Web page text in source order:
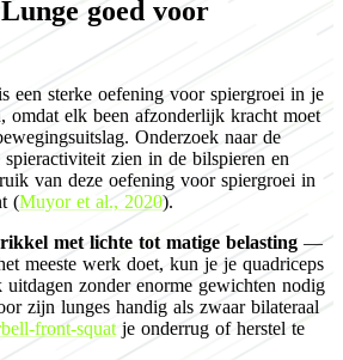
goed voor
een sterke oefening voor spiergroei in je
omdat elk been afzonderlijk kracht moet
Onderzoek naar de
zien in de bilspieren en
van deze oefening voor spiergroei in
(Muyor et al., 2020).
met lichte tot matige belasting —
meeste werk doet, kun je je quadriceps
zonder enorme gewichten nodig
zijn lunges handig als zwaar bilateraal
front-squat je onderrug of herstel te